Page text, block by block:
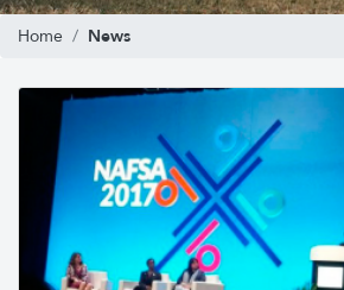
Home News